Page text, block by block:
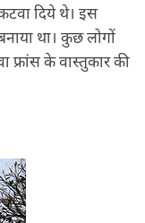
दिये थे। इस
था। कुछ लोगों
फ्रांस के वास्तुकार की